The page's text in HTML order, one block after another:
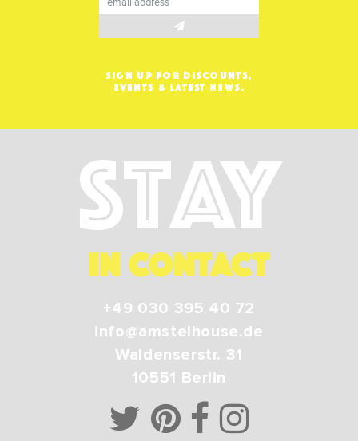
SIGN UP FOR DISCOUNTS,
EVENTS & LATEST NEWS.
Stay
IN CONTACT
+49 030 395 40 72
info@amstelhouse.de
Waldenserstr. 31
10551 Berlin